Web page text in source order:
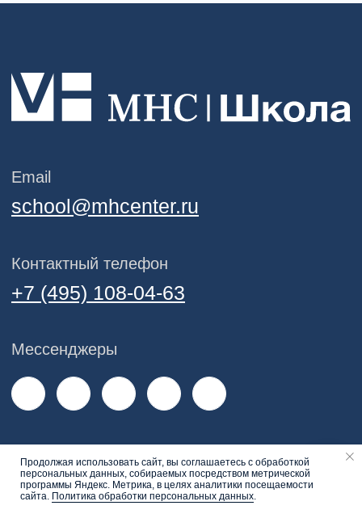
Напишите нам
Продолжая использовать сайт, вы соглашаетесь с обработкой
персональных данных, собираемых посредством метрической
программы Яндекс. Метрика, в целях аналитики посещаемости
сайта. Политика обработки персональных данных.